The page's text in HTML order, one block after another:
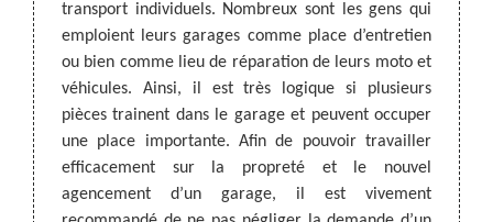
une
du
avoir
transport individuels. Nombreux sont les gens qui
emploient leurs garages comme place d’entretien
ou bien comme lieu de réparation de leurs moto et
véhicules. Ainsi, il est très logique si plusieurs
pièces trainent dans le garage et peuvent occuper
une place importante. Afin de pouvoir travailler
efficacement sur la propreté et le nouvel
agencement d’un garage, il est vivement
Une